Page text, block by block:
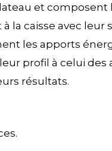
et
la caisse avec leur
les apports
profil à celui des
résultats.